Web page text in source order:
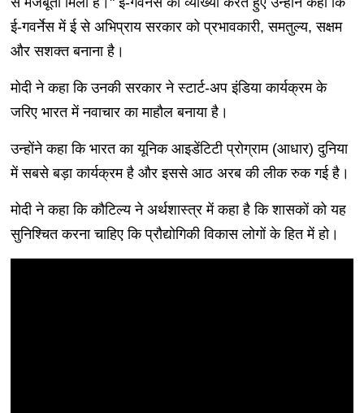
ई-गवर्नेस में ई से अभिप्राय सरकार को प्रभावकारी, समतुल्य, सक्षम
और सशक्त बनाना है।
मोदी ने कहा कि उनकी सरकार ने स्टार्ट-अप इंडिया कार्यक्रम के
जरिए भारत में नवाचार का माहौल बनाया है।
उन्होंने कहा कि भारत का यूनिक आइडेंटिटी प्रोग्राम (आधार) दुनिया
में सबसे बड़ा कार्यक्रम है और इससे आठ अरब की लीक रुक गई है।
मोदी ने कहा कि कौटिल्य ने अर्थशास्त्र में कहा है कि शासकों को यह
सुनिश्चित करना चाहिए कि प्रौद्योगिकी विकास लोगों के हित में हो।